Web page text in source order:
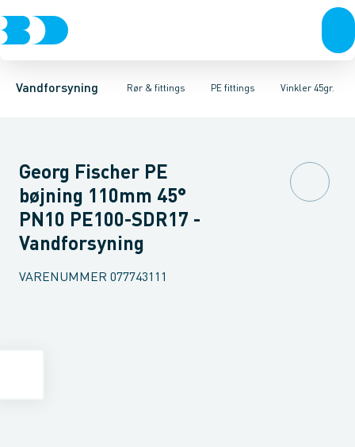
Vandforsyning Rør & fittings
Rør & fittingsKoblinger & anboringerMuffer, klemmer &
PE fittings
PE rørPE EL fittingsPE fittings Duktiljern fittingsVinkler 45gr.
Vinkler 90gr.Vinkler 60gr.Vinkler 45gr.Vinkler 30gr.Vinkler
Georg Fischer PE
bøjning 110mm 45°
PN10 PE100-SDR17 -
Vandforsyning
VARENUMMER 077743111